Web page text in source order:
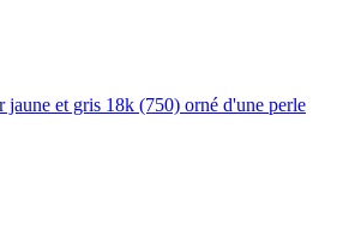
et gris 18k (750) orné d'une perle